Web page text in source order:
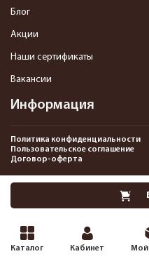
Каталог Кабинет Мой
Информация
Блог
Акции
Наши сертификаты
Вакансии
Политика конфиденциальности
Пользовательское соглашение
Договор-оферта
2013-2026 Интернет-магазин
Pnevmat24.ru. Все права